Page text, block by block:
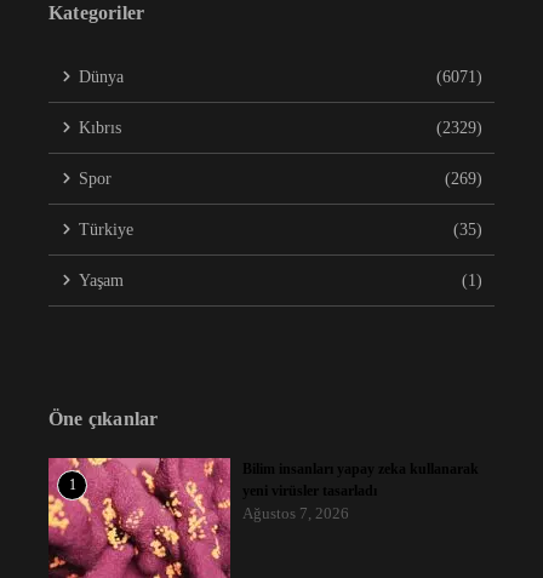
Kategoriler
Dünya (6071)
Kıbrıs (2329)
Spor (269)
Türkiye (35)
Yaşam (1)
Öne çıkanlar
1
Bilim insanları yapay zeka kullanarak
yeni virüsler tasarladı
Ağustos 7, 2026